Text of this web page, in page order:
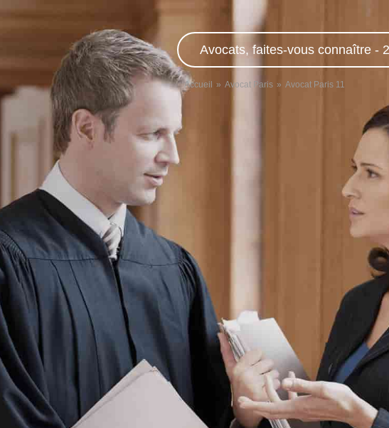
Avocats, faites-vous connaître -
Accueil Avocat Paris Avocat Paris 11